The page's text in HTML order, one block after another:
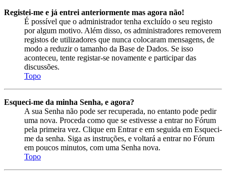
Registei-me e já entrei anteriormente mas agora não!
É possível que o administrador tenha excluído o seu registo
por algum motivo. Além disso, os administradores removerem
registos de utilizadores que nunca colocaram mensagens, de
modo a reduzir o tamanho da Base de Dados. Se isso
aconteceu, tente registar-se novamente e participar das
discussões.
Topo
Esqueci-me da minha Senha, e agora?
A sua Senha não pode ser recuperada, no entanto pode pedir
uma nova. Proceda como que se estivesse a entrar no Fórum
pela primeira vez. Clique em Entrar e em seguida em Esqueci-
me da senha. Siga as instruções, e voltará a entrar no Fórum
em poucos minutos, com uma Senha nova.
Topo